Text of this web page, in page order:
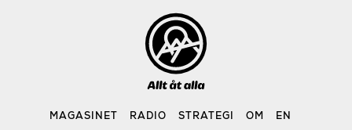
MAGASINET RADIO STRATEGI OM EN